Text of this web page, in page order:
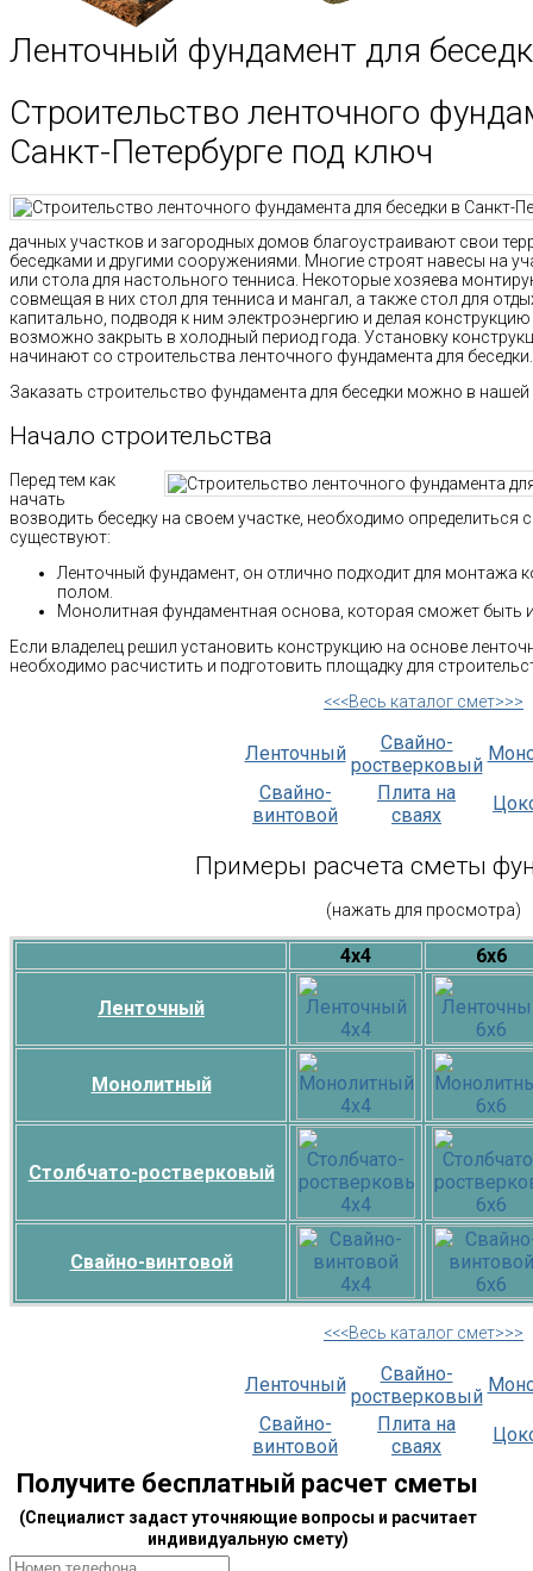
Ленточный фундамент для
Строительство ленточного
Санкт-Петербурге под ключ
дачных участков и загородных домов благоустраивают свои
беседками и другими сооружениями. Многие строят навесы на
или стола для настольного тенниса. Некоторые хозяева
совмещая в них стол для тенниса и мангал, а также стол для
капитально, подводя к ним электроэнергию и делая
возможно закрыть в холодный период года. Установку
начинают со строительства ленточного фундамента для беседки.
Заказать строительство фундамента для беседки можно в
Начало строительства
Перед тем как
начать
возводить беседку на своем участке, необходимо
существуют:
Ленточный фундамент, он отлично подходит для монтажа
полом.
Монолитная фундаментная основа, которая сможет быть
Если владелец решил установить конструкцию на основе
необходимо расчистить и подготовить площадку для
<<<Весь каталог смет>>>
Ленточный
Свайно-
ростверковый
Свайно-
винтовой
Плита на
сваях
Примеры расчета сметы
(нажать для просмотра)
4х4 6х6
Ленточный
Монолитный
Столбчато-ростверковый
Свайно-винтовой
<<<Весь каталог смет>>>
Ленточный
Свайно-
ростверковый
Свайно-
винтовой
Плита на
сваях
Получите бесплатный расчет сметы
(Специалист задаст уточняющие вопросы и расчитает
индивидуальную смету)